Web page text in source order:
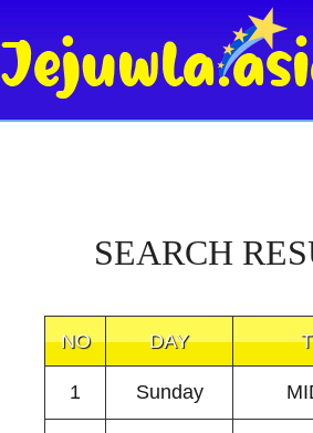
SEARCH
NO DAY
1 Sunday